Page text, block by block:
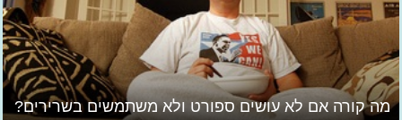
מה קורה אם לא עושים ספורט ולא משתמשים בשרירים?